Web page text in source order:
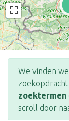
We vinden
zoektermen
scroll door